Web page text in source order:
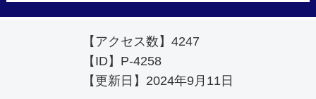
【アクセス数】 4247
【ID】 P-4258
【更新日】 2024年9月11日